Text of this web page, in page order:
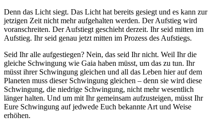
Denn das Licht siegt. Das Licht hat bereits gesiegt und es kann zur
jetzigen Zeit nicht mehr aufgehalten werden. Der Aufstieg wird
voranschreiten. Der Aufstiegt geschieht derzeit. Ihr seid mitten im
Aufstieg. Ihr seid genau jetzt mitten im Prozess des Aufstiegs.
Seid Ihr alle aufgestiegen? Nein, das seid Ihr nicht. Weil Ihr die
gleiche Schwingung wie Gaia haben müsst, um das zu tun. Ihr
müsst ihrer Schwingung gleichen und all das Leben hier auf dem
Planeten muss dieser Schwingung gleichen – denn sie wird diese
Schwingung, die niedrige Schwingung, nicht mehr wesentlich
länger halten. Und um mit Ihr gemeinsam aufzusteigen, müsst Ihr
Eure Schwingung auf jedwede Euch bekannte Art und Weise
erhöhen.